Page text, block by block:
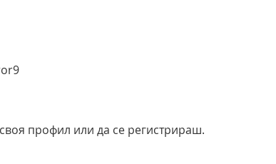
профил или да се регистрираш.